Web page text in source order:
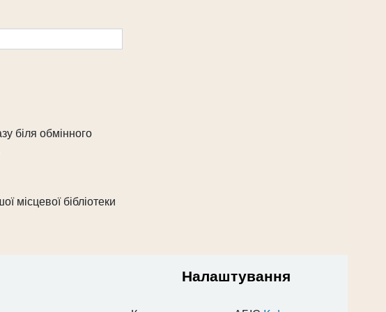
біля обмінного
місцевої бібліотеки
Налаштування